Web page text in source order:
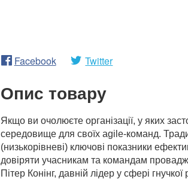
Facebook Twitter
Опис товару
Якщо ви очолюєте організації, у яких
середовище для своїх agile-команд.
(низькорівневі) ключові показники
довіряти учасникам та командам
Пітер Конінг, давній лідер у сфері